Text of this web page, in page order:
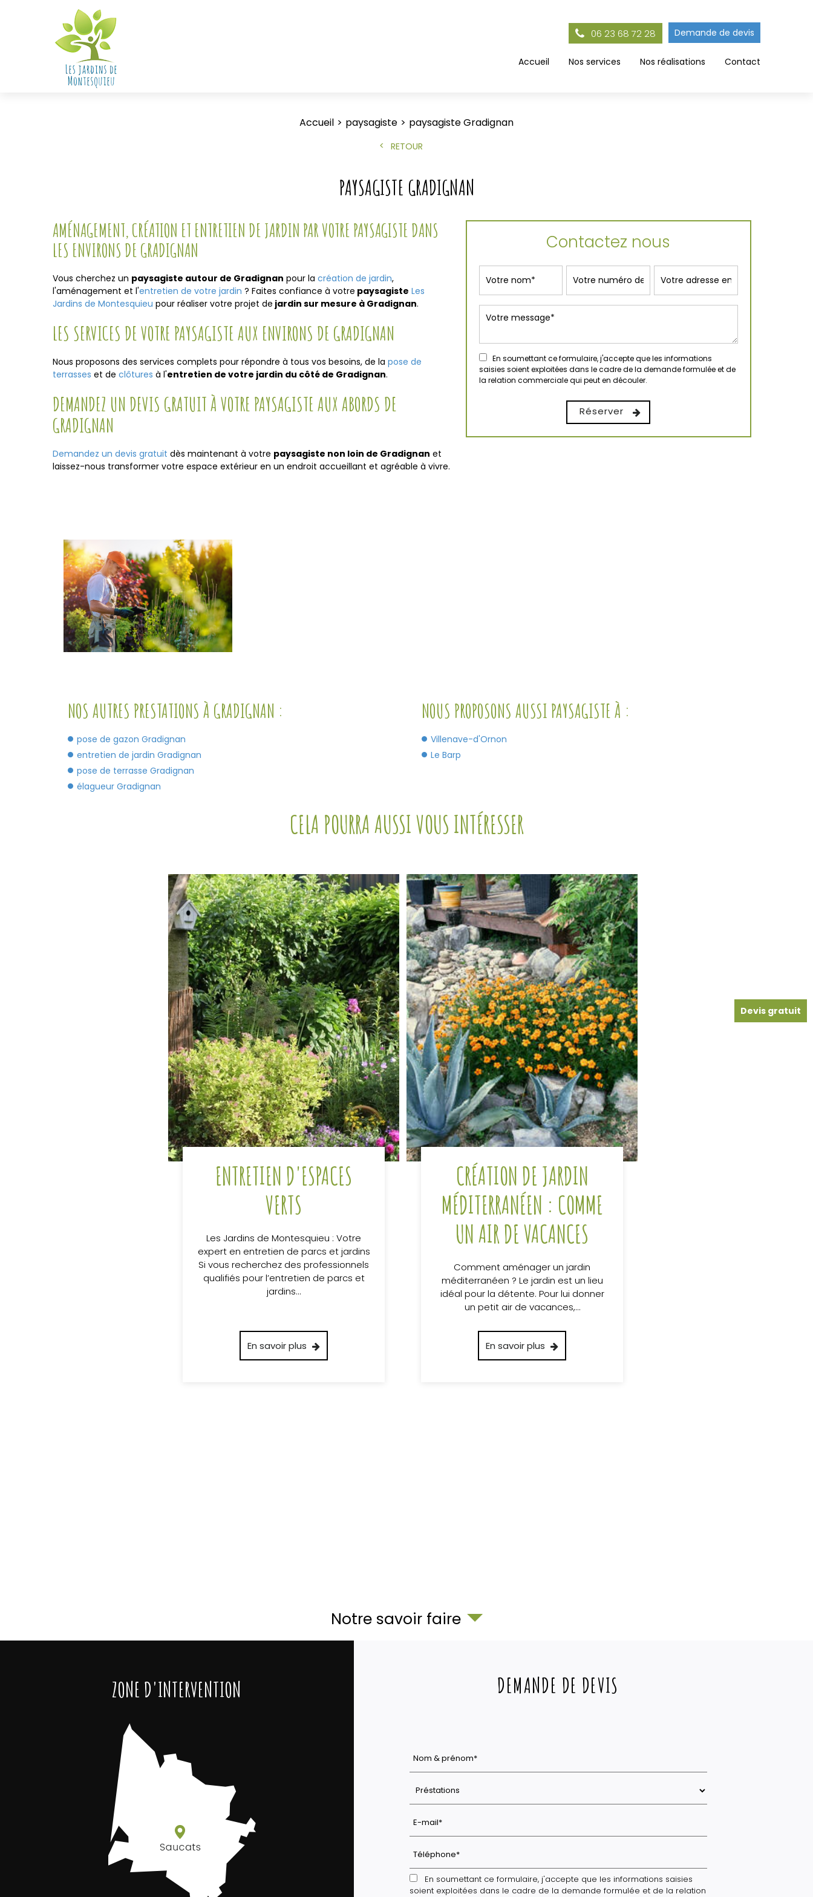
06 23 68 72 28 Demande de devis
Accueil Nos services Nos réalisations Contact
Accueil paysagiste paysagiste Gradignan
RETOUR
PAYSAGISTE GRADIGNAN
AMÉNAGEMENT, CRÉATION ET ENTRETIEN DE JARDIN PAR VOTRE PAYSAGISTE DANS
LES ENVIRONS DE GRADIGNAN
Vous cherchez un paysagiste autour de Gradignan pour la création de jardin,
l'aménagement et l'entretien de votre jardin ? Faites confiance à votre paysagiste Les
Jardins de Montesquieu pour réaliser votre projet de jardin sur mesure à Gradignan.
LES SERVICES DE VOTRE PAYSAGISTE AUX ENVIRONS DE GRADIGNAN
Nous proposons des services complets pour répondre à tous vos besoins, de la pose de
terrasses et de clôtures à l'entretien de votre jardin du côté de Gradignan.
DEMANDEZ UN DEVIS GRATUIT À VOTRE PAYSAGISTE AUX ABORDS DE
GRADIGNAN
Demandez un devis gratuit dès maintenant à votre paysagiste non loin de Gradignan et
laissez-nous transformer votre espace extérieur en un endroit accueillant et agréable à vivre.
Contactez nous
En soumettant ce formulaire, j'accepte que les informations
saisies soient exploitées dans le cadre de la demande formulée et de
la relation commerciale qui peut en découler.
NOS AUTRES PRESTATIONS À GRADIGNAN :
pose de gazon Gradignan
entretien de jardin Gradignan
pose de terrasse Gradignan
élagueur Gradignan
NOUS PROPOSONS AUSSI PAYSAGISTE À :
Villenave-d'Ornon
Le Barp
CELA POURRA AUSSI VOUS INTÉRESSER
ENTRETIEN D'ESPACES
VERTS
Les Jardins de Montesquieu : Votre
expert en entretien de parcs et jardins
Si vous recherchez des professionnels
qualifiés pour l’entretien de parcs et
jardins…
En savoir plus
CRÉATION DE JARDIN
MÉDITERRANÉEN : COMME
UN AIR DE VACANCES
Comment aménager un jardin
méditerranéen ? Le jardin est un lieu
idéal pour la détente. Pour lui donner
un petit air de vacances,…
En savoir plus
Devis gratuit
Notre savoir faire
ZONE D'INTERVENTION DEMANDE DE DEVIS
En soumettant ce formulaire, j'accepte que les informations saisies
soient exploitées dans le cadre de la demande formulée et de la relation